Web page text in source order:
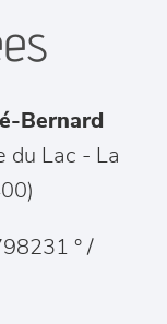
Bernard
du Lac - La
)
° /